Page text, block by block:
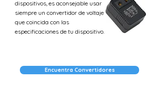
dispositivos, es aconsejable usar
siempre un convertidor de voltaje
que coincida con las
especificaciones de tu dispositivo.
Encuentra Convertidores